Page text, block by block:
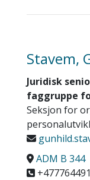
Stavem,
Juridisk
faggruppe
Seksjon for
ADM B 344